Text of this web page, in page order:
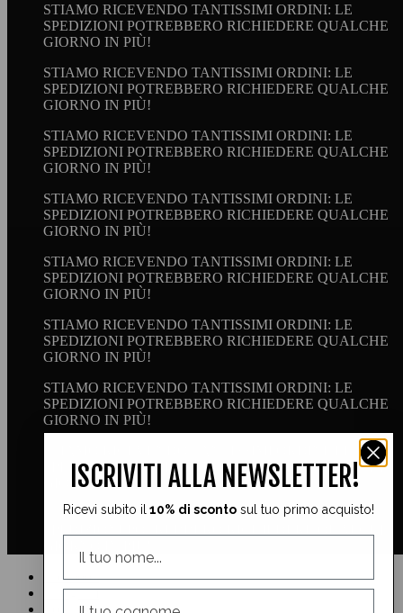
STIAMO RICEVENDO TANTISSIMI ORDINI: LE
SPEDIZIONI POTREBBERO RICHIEDERE QUALCHE
GIORNO IN PIÙ!
STIAMO RICEVENDO TANTISSIMI ORDINI: LE
SPEDIZIONI POTREBBERO RICHIEDERE QUALCHE
GIORNO IN PIÙ!
STIAMO RICEVENDO TANTISSIMI ORDINI: LE
SPEDIZIONI POTREBBERO RICHIEDERE QUALCHE
GIORNO IN PIÙ!
STIAMO RICEVENDO TANTISSIMI ORDINI: LE
SPEDIZIONI POTREBBERO RICHIEDERE QUALCHE
GIORNO IN PIÙ!
STIAMO RICEVENDO TANTISSIMI ORDINI: LE
SPEDIZIONI POTREBBERO RICHIEDERE QUALCHE
GIORNO IN PIÙ!
STIAMO RICEVENDO TANTISSIMI ORDINI: LE
SPEDIZIONI POTREBBERO RICHIEDERE QUALCHE
GIORNO IN PIÙ!
STIAMO RICEVENDO TANTISSIMI ORDINI: LE
SPEDIZIONI POTREBBERO RICHIEDERE QUALCHE
GIORNO IN PIÙ!
SPEDIZIONI POTREBBERO RICHIEDERE QUALCHE
GIORNO IN PIÙ!
STIAMO RICEVENDO TANTISSIMI ORDINI: LE
Facebook
Instagram
YouTube
ISCRIVITI ALLA NEWSLETTER!
Ricevi subito il 10% di scontosul tuo primo acquisto!